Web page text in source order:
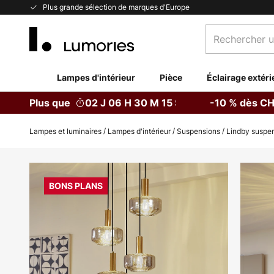
Plus grande sélection de marques d'Europe
Allez
un
catégorie...
Lampes d'intérieur Pièce Éclairage
Plus que 02 J 06 H 30 M 14 S -10 % dès
Lampes et luminaires Lampes d'intérieur Suspensions Lindby
BONS PLANS
the
images